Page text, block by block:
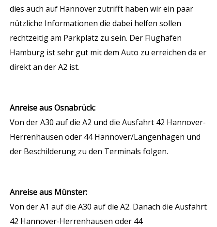
dies auch auf Hannover zutrifft haben wir ein paar
nützliche Informationen die dabei helfen sollen
rechtzeitig am Parkplatz zu sein. Der Flughafen
Hamburg ist sehr gut mit dem Auto zu erreichen da er
direkt an der A2 ist.
Anreise aus Osnabrück:
Von der A30 auf die A2 und die Ausfahrt 42 Hannover-
Herrenhausen oder 44 Hannover/Langenhagen und
der Beschilderung zu den Terminals folgen.
Anreise aus Münster:
Von der A1 auf die A30 auf die A2. Danach die Ausfahrt
42 Hannover-Herrenhausen oder 44